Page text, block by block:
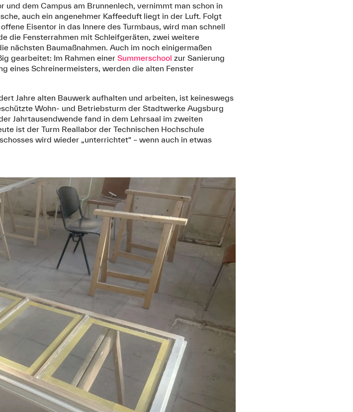
und dem Campus am Brunnenlech, vernimmt man schon in
auch ein angenehmer Kaffeeduft liegt in der Luft. Folgt
Eisentor in das Innere des Turmbaus, wird man schnell
die Fensterrahmen mit Schleifgeräten, zwei weitere
nächsten Baumaßnahmen. Auch im noch einigermaßen
gearbeitet: Im Rahmen einerSummerschool zur Sanierung
eines Schreinermeisters, werden die alten Fenster
Jahre alten Bauwerk aufhalten und arbeiten, ist keineswegs
Wohn- und Betriebsturm der Stadtwerke Augsburg
Jahrtausendwende fand in dem Lehrsaal im zweiten
ist der Turm Reallabor der Technischen Hochschule
wird wieder „unterrichtet“ – wenn auch in etwas